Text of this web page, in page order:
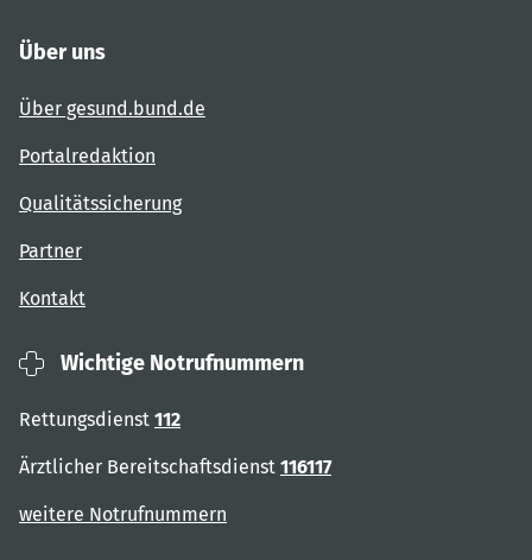
Über uns
Über gesund.bund.de
Portalredaktion
Qualitätssicherung
Partner
Kontakt
Wichtige Notrufnummern
Rettungsdienst 112
Ärztlicher Bereitschaftsdienst 116117
weitere Notrufnummern